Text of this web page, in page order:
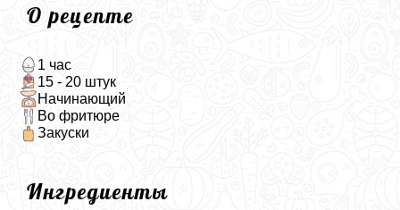
О рецепте
1 час
15 - 20 штук
Начинающий
Во фритюре
Закуски
Ингредиенты